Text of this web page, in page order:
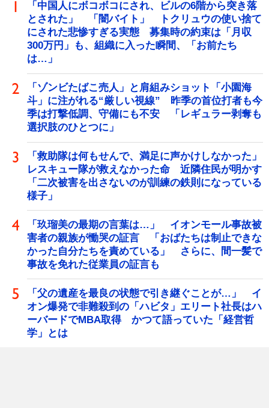
「中国人にボコボコにされ、ビルの6階から突き落
とされた」 「闇バイト」 トクリュウの使い捨て
にされた悲惨すぎる実態 募集時の約束は「月収
300万円」も、組織に入った瞬間、「お前たち
は…」
「ゾンビたばこ売人」と肩組みショット「小園海
斗」に注がれる“厳しい視線” 昨季の首位打者も今
季は打撃低調、守備にも不安 「レギュラー剥奪も
選択肢のひとつに」
「救助隊は何もせんで、満足に声かけしなかった」
レスキュー隊が救えなかった命 近隣住民が明かす
「二次被害を出さないのが訓練の鉄則になっている
様子」
「玖瑠美の最期の言葉は…」 イオンモール事故被
害者の親族が慟哭の証言 「おばたちは制止できな
かった自分たちを責めている」 さらに、間一髪で
事故を免れた従業員の証言も
「父の遺産を最良の状態で引き継ぐことが…」 イ
オン爆発で非難殺到の「ハビタ」エリート社長はハ
ーバードでMBA取得 かつて語っていた「経営哲
学」とは